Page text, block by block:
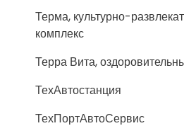
Терма, культурно-
комплекс
Терра Вита,
ТехАвтостанция
ТехПортАвтоСервис